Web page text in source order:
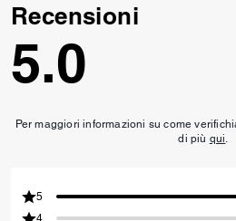
Recensioni
5.0
Per maggiori informazioni su come
di più qui
5
4